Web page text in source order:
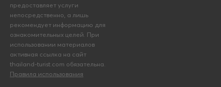
предоставляет услуги
непосредственно, а лишь
рекомендует информацию для
ознакомительных целей. При
использовании материалов
активная ссылка на сайт
thailand-turist.com обязательна.
Правила использования